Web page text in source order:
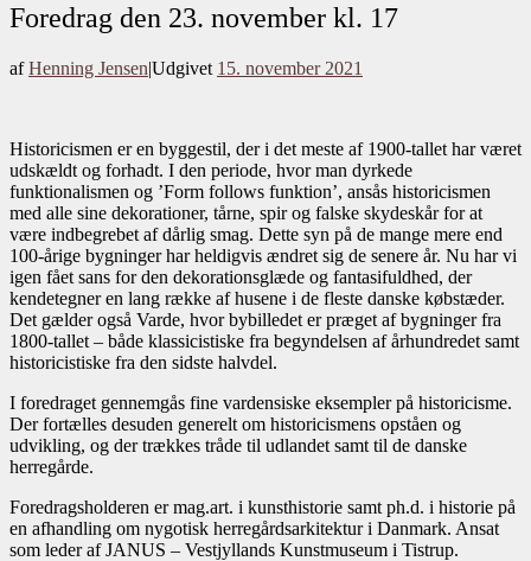
Foredrag den 23. november kl. 17
afHenning Jensen|Udgivet 15. november 2021
Historicismen er en byggestil, der i det meste af 1900-tallet har været
udskældt og forhadt. I den periode, hvor man dyrkede
funktionalismen og ’Form follows funktion’, ansås historicismen
med alle sine dekorationer, tårne, spir og falske skydeskår for at
være indbegrebet af dårlig smag. Dette syn på de mange mere end
100-årige bygninger har heldigvis ændret sig de senere år. Nu har vi
igen fået sans for den dekorationsglæde og fantasifuldhed, der
kendetegner en lang række af husene i de fleste danske købstæder.
Det gælder også Varde, hvor bybilledet er præget af bygninger fra
1800-tallet – både klassicistiske fra begyndelsen af århundredet samt
historicistiske fra den sidste halvdel.
I foredraget gennemgås fine vardensiske eksempler på historicisme.
Der fortælles desuden generelt om historicismens opståen og
udvikling, og der trækkes tråde til udlandet samt til de danske
herregårde.
Foredragsholderen er mag.art. i kunsthistorie samt ph.d. i historie på
en afhandling om nygotisk herregårdsarkitektur i Danmark. Ansat
som leder af JANUS – Vestjyllands Kunstmuseum i Tistrup.